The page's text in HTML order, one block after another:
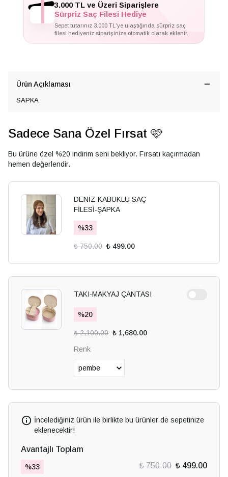
3.000 TL ve Üzeri Siparişlere
Sürpriz Saç Filesi Hediye
Sepet tutarınız 3.000 TL'ye ulaştığında sürpriz saç
filesi hediyeniz siparişinize otomatik olarak eklenir.
Ürün Açıklaması
SAPKA
Sadece Sana Özel Fırsat 🩷
Bu ürüne özel %20 indirim seni bekliyor. Fırsatı kaçırmadan
hemen değerlendir.
DENİZ KABUKLU SAÇ
FİLESİ-ŞAPKA
%33
₺ 750.00 ₺ 499.00
TAKI-MAKYAJ ÇANTASI
%20
₺ 2,100.00 ₺ 1,680.00
Renk
İncelediğiniz ürün ile birlikte bu ürünler de sepetinize
eklenecektir!
Avantajlı Toplam
%33 ₺ 750.00 ₺ 499.00